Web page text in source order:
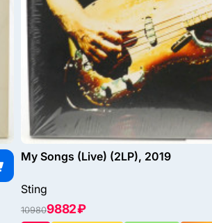
My Songs (Live) (2LP), 2019
Sting
109809882 ₽